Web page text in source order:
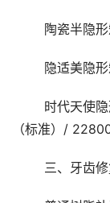
陶瓷半隐
隐适美隐
（标准）/
三、牙齿